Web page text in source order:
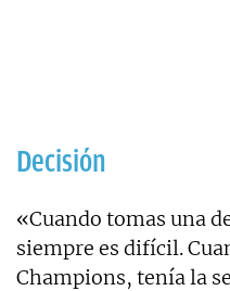
Decisión
«Cuando tomas una
siempre es difícil.
Champions, tenía la